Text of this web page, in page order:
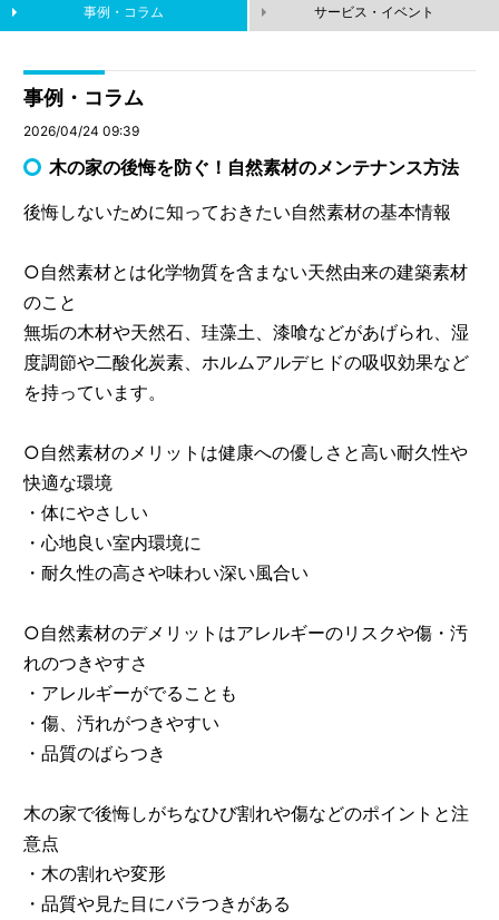
事例・コラム サービス・イベント
事例・コラム
2026/04/24 09:39
木の家の後悔を防ぐ！自然素材のメンテナンス方法
後悔しないために知っておきたい自然素材の基本情報
○自然素材とは化学物質を含まない天然由来の建築素材
のこと
無垢の木材や天然石、珪藻土、漆喰などがあげられ、湿
度調節や二酸化炭素、ホルムアルデヒドの吸収効果など
を持っています。
○自然素材のメリットは健康への優しさと高い耐久性や
快適な環境
・体にやさしい
・心地良い室内環境に
・耐久性の高さや味わい深い風合い
○自然素材のデメリットはアレルギーのリスクや傷・汚
れのつきやすさ
・アレルギーがでることも
・傷、汚れがつきやすい
・品質のばらつき
木の家で後悔しがちなひび割れや傷などのポイントと注
意点
・木の割れや変形
・品質や見た目にバラつきがある